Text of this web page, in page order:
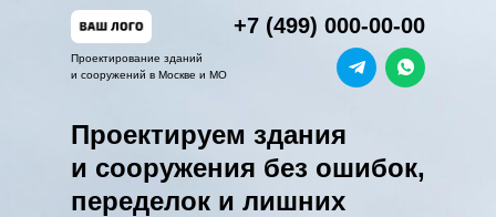
Проектирование зданий
и сооружений в Москве и МО
+7 (499) 000-00-00
Проектируем здания
и сооружения без ошибок,
переделок и лишних